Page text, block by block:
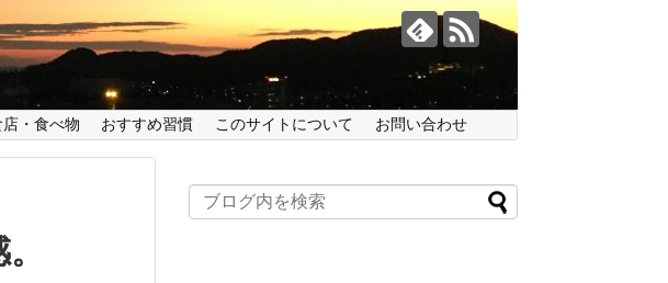
・食べ物 おすすめ習慣 このサイトについて お問い合わせ